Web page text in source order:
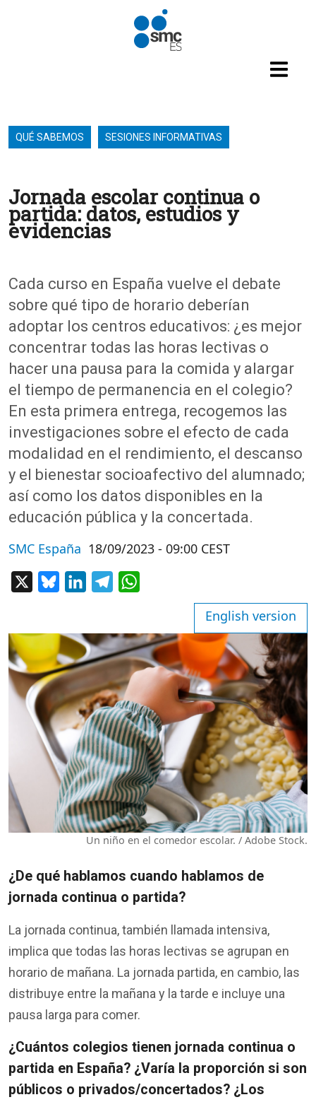
Pasar al contenido principal
QUÉ SABEMOS SESIONES INFORMATIVAS
Jornada escolar continua o
partida: datos, estudios y
evidencias
Cada curso en España vuelve el debate
sobre qué tipo de horario deberían
adoptar los centros educativos: ¿es mejor
concentrar todas las horas lectivas o
hacer una pausa para la comida y alargar
el tiempo de permanencia en el colegio?
En esta primera entrega, recogemos las
investigaciones sobre el efecto de cada
modalidad en el rendimiento, el descanso
y el bienestar socioafectivo del alumnado;
así como los datos disponibles en la
educación pública y la concertada.
SMC España 18/09/2023 - 09:00 CEST
BlueskyLinkedInTelegram
English version
Un niño en el comedor escolar. / Adobe Stock.
¿De qué hablamos cuando hablamos de
jornada continua o partida?
La jornada continua,también llamada intensiva,
implica que todas las horas lectivas se agrupan en
horario de mañana. La jornada partida, en cambio, las
distribuye entre la mañana y la tarde e incluye una
pausa larga para comer.
¿Cuántos colegios tienen jornada continua o
partida en España? ¿Varía la proporción si son
públicos o privados/concertados? ¿Los